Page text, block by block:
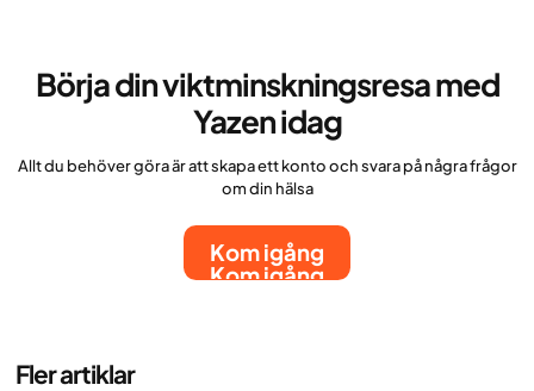
Börja din viktminskningsresa med
Yazen idag
Allt du behöver göra är att skapa ett konto och svara på några frågor
om din hälsa
Kom igång
Kom igång
Fler artiklar